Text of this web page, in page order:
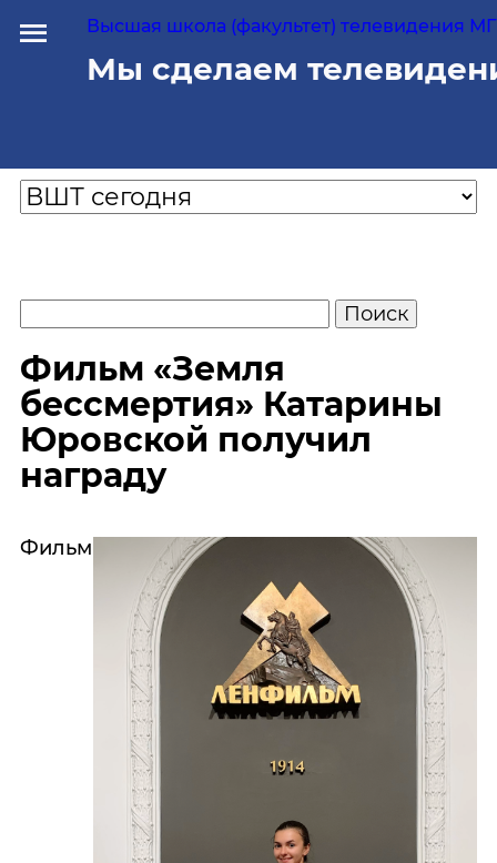
Высшая школа (факультет) телевидения
Мы сделаем
Фильм «Земля
бессмертия» Катарины
Юровской получил
награду
Фильм